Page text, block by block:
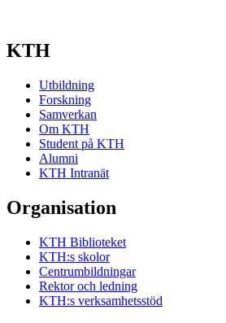
KTH
Utbildning
Forskning
Samverkan
Om KTH
Student på KTH
Alumni
KTH Intranät
Organisation
KTH Biblioteket
KTH:s skolor
Centrumbildningar
Rektor och ledning
KTH:s verksamhetsstöd